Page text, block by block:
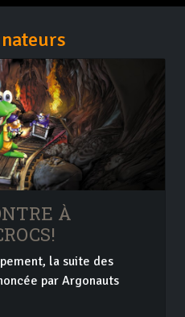
À
la suite des
par Argonauts